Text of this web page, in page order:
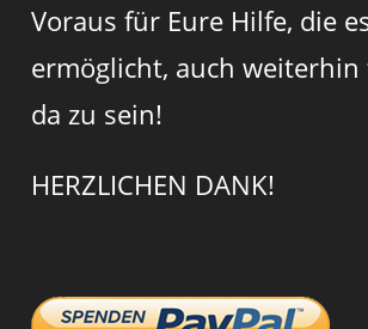
Voraus für Eure Hilfe, die
ermöglicht, auch weiterhin
da zu sein!
HERZLICHEN DANK!